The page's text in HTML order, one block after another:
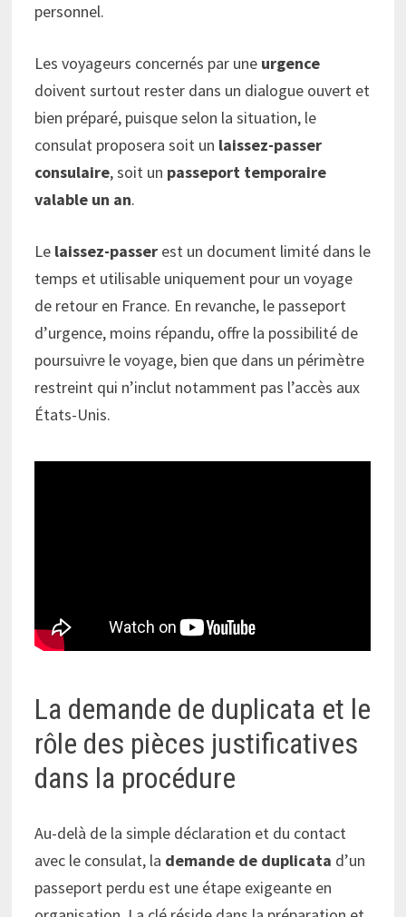
personnel.
Les voyageurs concernés par une urgence
doivent surtout rester dans un dialogue ouvert et
bien préparé, puisque selon la situation, le
consulat proposera soit un laissez-passer
consulaire, soit un passeport temporaire
valable un an.
Le laissez-passer est un document limité dans le
temps et utilisable uniquement pour un voyage
de retour en France. En revanche, le passeport
d’urgence, moins répandu, offre la possibilité de
poursuivre le voyage, bien que dans un périmètre
restreint qui n’inclut notamment pas l’accès aux
États-Unis.
La demande de duplicata et le
rôle des pièces justificatives
dans la procédure
Au-delà de la simple déclaration et du contact
avec le consulat, la demande de duplicata d’un
passeport perdu est une étape exigeante en